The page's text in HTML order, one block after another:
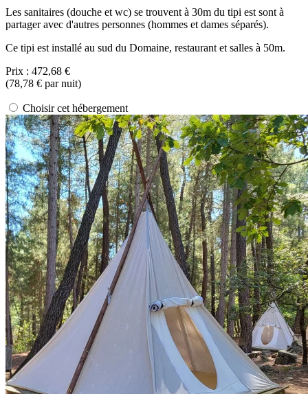
Les sanitaires (douche et wc) se trouvent à 30m du tipi est sont à
partager avec d'autres personnes (hommes et dames séparés).
Ce tipi est installé au sud du Domaine, restaurant et salles à 50m.
Prix : 472,68 €
(78,78 € par nuit)
Choisir cet hébergement